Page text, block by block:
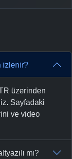
izlenir?
üzerinden
Sayfadaki
ve video
mı?